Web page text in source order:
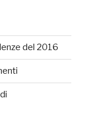
del 2016